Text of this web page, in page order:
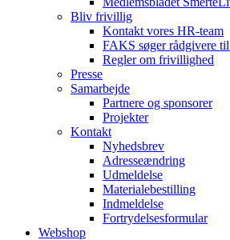
Bliv frivillig
Kontakt vores HR-team
FAKS søger rådgivere
Regler om frivillighed
Presse
Samarbejde
Partnere og sponsorer
Projekter
Kontakt
Nyhedsbrev
Adresseændring
Udmeldelse
Materialebestilling
Indmeldelse
Fortrydelsesformular
Webshop